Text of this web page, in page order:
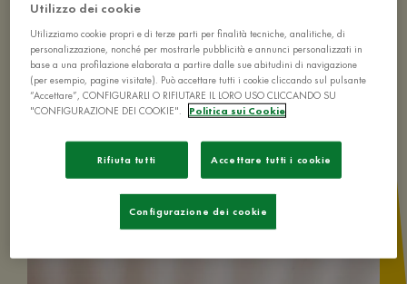
Utilizzo dei cookie
Utilizziamo cookie propri e di terze parti per finalità tecniche, analitiche, di
personalizzazione, nonché per mostrarle pubblicità e annunci personalizzati in
base a una profilazione elaborata a partire dalle sue abitudini di navigazione
(per esempio, pagine visitate). Può accettare tutti i cookie cliccando sul pulsante
“Accettare”, CONFIGURARLI O RIFIUTARE IL LORO USO CLICCANDO SU
"CONFIGURAZIONE DEI COOKIE".
Politica sui Cookie
Rifiuta tutti Accettare tutti i cookie
Configurazione dei cookie